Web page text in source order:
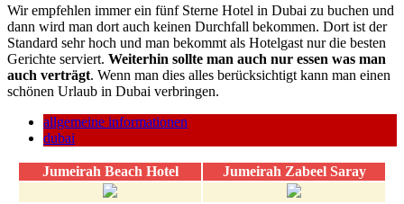
Wir empfehlen immer ein fünf Sterne Hotel in Dubai zu buchen und
dann wird man dort auch keinen Durchfall bekommen. Dort ist der
Standard sehr hoch und man bekommt als Hotelgast nur die besten
Gerichte serviert. Weiterhin sollte man auch nur essen was man
auch verträgt. Wenn man dies alles berücksichtigt kann man einen
schönen Urlaub in Dubai verbringen.
allgemeine informationen
dubai
Jumeirah Beach Hotel Jumeirah Zabeel Saray